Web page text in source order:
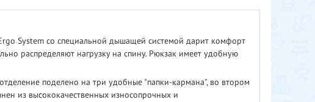
System со специальной дышащей системой дарит комфорт
распределяют нагрузку на спину. Рюкзак имеет удобную
поделено на три удобные "папки-кармана", во втором
из высококачественных износопрочных и